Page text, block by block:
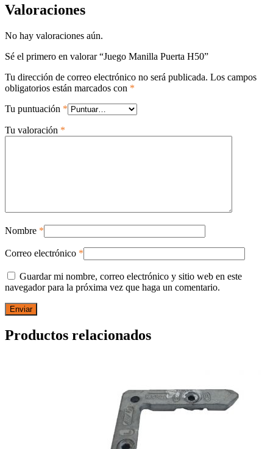
Valoraciones
No hay valoraciones aún.
Sé el primero en valorar “Juego Manilla Puerta H50”
Tu dirección de correo electrónico no será publicada. Los campos
obligatorios están marcados con *
Tu puntuación *
Tu valoración *
Nombre *
Correo electrónico *
Guardar mi nombre, correo electrónico y sitio web en este
navegador para la próxima vez que haga un comentario.
Productos relacionados